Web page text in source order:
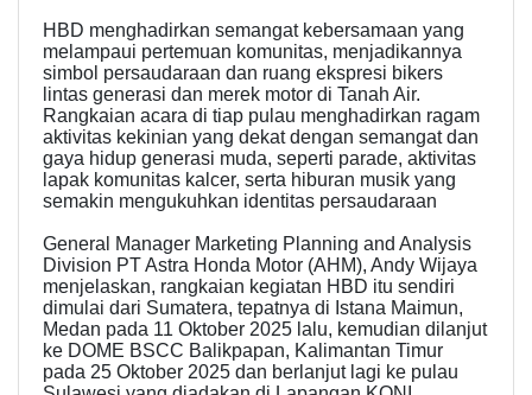
HBD menghadirkan semangat kebersamaan yang
melampaui pertemuan komunitas, menjadikannya
simbol persaudaraan dan ruang ekspresi bikers
lintas generasi dan merek motor di Tanah Air.
Rangkaian acara di tiap pulau menghadirkan ragam
aktivitas kekinian yang dekat dengan semangat dan
gaya hidup generasi muda, seperti parade, aktivitas
lapak komunitas kalcer, serta hiburan musik yang
semakin mengukuhkan identitas persaudaraan
General Manager Marketing Planning and Analysis
Division PT Astra Honda Motor (AHM), Andy Wijaya
menjelaskan, rangkaian kegiatan HBD itu sendiri
dimulai dari Sumatera, tepatnya di Istana Maimun,
Medan pada 11 Oktober 2025 lalu, kemudian dilanjut
ke DOME BSCC Balikpapan, Kalimantan Timur
pada 25 Oktober 2025 dan berlanjut lagi ke pulau